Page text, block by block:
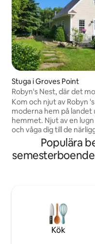
Stuga i Groves Point
Robyn's Nest, där det
lantliga stilar
Kom och njut av Robyn
moderna hem på
hemmet. Njut av en
och våga dig till de
stränderna under
du njuta av lokal
närheten. Eller planera
ställena att äta och
koppla av utan
gömställe bara två
Canada Highway:)
Populära
Kök